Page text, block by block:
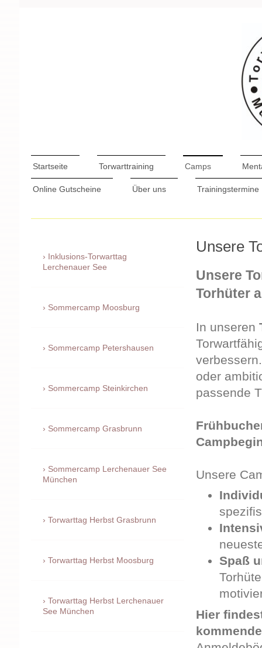
Startseite Torwarttraining Camps
Online Gutscheine Über uns Trainingstermine
Unsere
Unsere
Torhüter
In unseren
oder
passende
Unsere
Spaß
Hier
Inklusions-Torwarttag
Lerchenauer See
Sommercamp Moosburg
Sommercamp Petershausen
Sommercamp Steinkirchen
Sommercamp Grasbrunn
Sommercamp Lerchenauer See
München
Torwarttag Herbst Grasbrunn
Torwarttag Herbst Moosburg
Torwarttag Herbst Lerchenauer
See München